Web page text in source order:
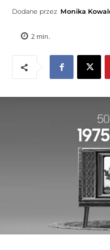
Dodane przez Monika
2 min.